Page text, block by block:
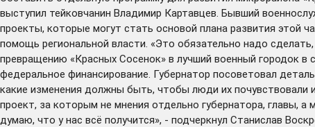
выступил тейковчанин Владимир Картавцев. Бывший
проекты, которые могут стать основой плана развития этой
помощь региональной власти. «Это обязательно надо
превращению «Красных Сосенок» в лучший военный городок в
федеральное финансирование. Губернатор посоветовал
какие изменения должны быть, чтобы люди их почувствовали
проект, за которым не мнения отдельно губернатора, главы,
думаю, что у нас всё получится», - подчеркнул Станислав